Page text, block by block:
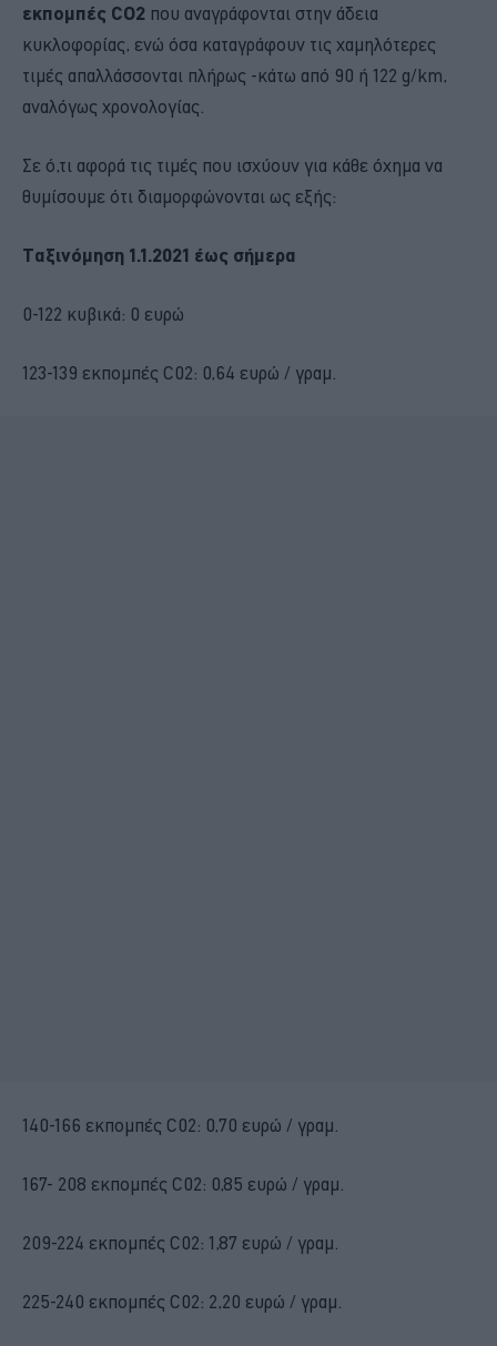
εκπομπές CO2 που αναγράφονται στην άδεια
κυκλοφορίας, ενώ όσα καταγράφουν τις χαμηλότερες
τιμές απαλλάσσονται πλήρως -κάτω από 90 ή 122 g/km,
αναλόγως χρονολογίας.
Σε ό,τι αφορά τις τιμές που ισχύουν για κάθε όχημα να
θυμίσουμε ότι διαμορφώνονται ως εξής:
Ταξινόμηση 1.1.2021 έως σήμερα
0-122 κυβικά: 0 ευρώ
123-139 εκπομπές C02: 0,64 ευρώ / γραμ.
140-166 εκπομπές C02: 0,70 ευρώ / γραμ.
167- 208 εκπομπές C02: 0,85 ευρώ / γραμ.
209-224 εκπομπές C02: 1,87 ευρώ / γραμ.
225-240 εκπομπές C02: 2,20 ευρώ / γραμ.